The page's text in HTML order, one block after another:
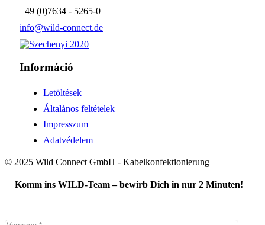
+49 (0)7634 - 5265-0
info@wild-connect.de
Információ
Letöltések
Általános feltételek
Impresszum
Adatvédelem
© 2025 Wild Connect GmbH - Kabelkonfektionierung
Komm ins WILD-Team – bewirb Dich in nur 2 Minuten!